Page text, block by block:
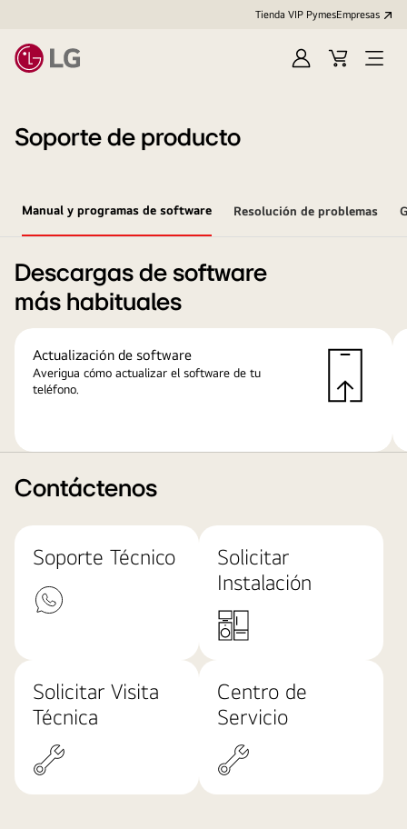
Tienda VIP PymesEmpresas
IniciarCart
Open
Soporte de producto
Manual y programas de software Resolución de problemas
Descargas de software
más habituales
Actualización de software
Averigua cómo actualizar el software de tu
teléfono.
Contáctenos
Soporte Técnico
Solicitar
Instalación
Solicitar Visita
Técnica
Centro de
Servicio